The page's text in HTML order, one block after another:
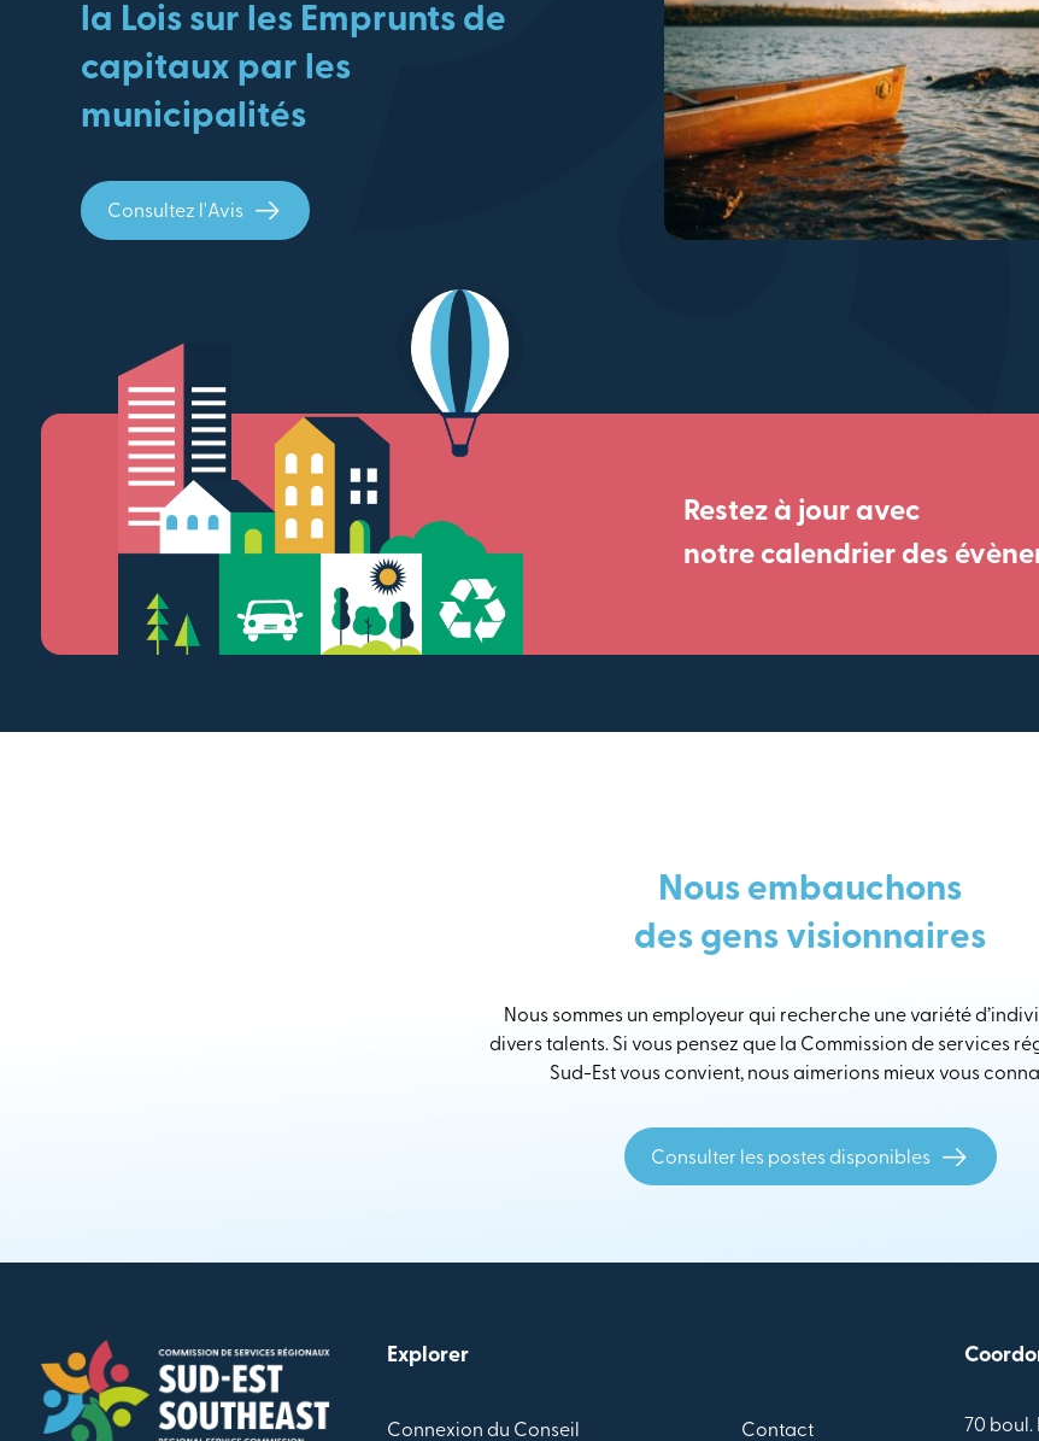
la Lois sur les Emprunts de
capitaux par les
municipalités
Consultez l'Avis
Restez à jour avec
notre calendrier des
Nous embauchons
des gens visionnaires
Nous sommes un employeur qui recherche une variété
divers talents. Si vous pensez que la Commission de services
Sud-Est vous convient, nous aimerions mieux vous
Consulter les postes disponibles
Explorer
Connexion du Conseil Contact 70 boul.